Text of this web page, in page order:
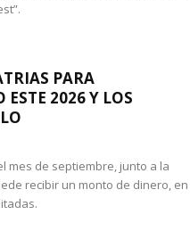
PARA
2026 Y LOS
mes de septiembre, junto a la
recibir un monto de dinero, en